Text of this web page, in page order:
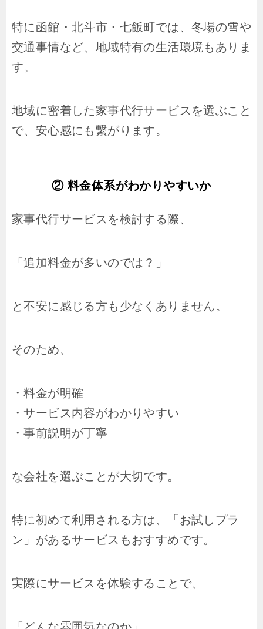
特に函館・北斗市・七飯町では、冬場の雪や
交通事情など、地域特有の生活環境もありま
す。
地域に密着した家事代行サービスを選ぶこと
で、安心感にも繋がります。
② 料金体系がわかりやすいか
家事代行サービスを検討する際、
「追加料金が多いのでは？」
と不安に感じる方も少なくありません。
そのため、
・料金が明確
・サービス内容がわかりやすい
・事前説明が丁寧
な会社を選ぶことが大切です。
特に初めて利用される方は、「お試しプラ
ン」があるサービスもおすすめです。
実際にサービスを体験することで、
「どんな雰囲気なのか」